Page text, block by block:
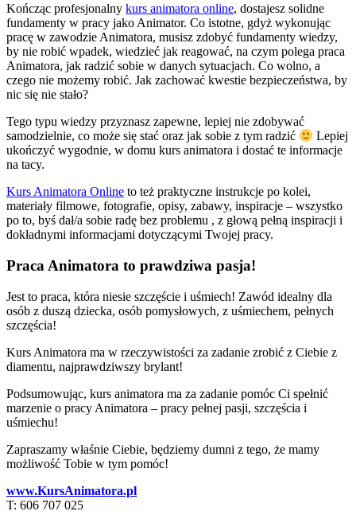
Kończąc profesjonalny kurs animatora online, dostajesz solidne
fundamenty w pracy jako Animator. Co istotne, gdyż wykonując
pracę w zawodzie Animatora, musisz zdobyć fundamenty wiedzy,
by nie robić wpadek, wiedzieć jak reagować, na czym polega praca
Animatora, jak radzić sobie w danych sytuacjach. Co wolno, a
czego nie możemy robić. Jak zachować kwestie bezpieczeństwa, by
nic się nie stało?
Tego typu wiedzy przyznasz zapewne, lepiej nie zdobywać
samodzielnie, co może się stać oraz jak sobie z tym radzić
Lepiej
ukończyć wygodnie, w domu kurs animatora i dostać te informacje
na tacy.
Kurs Animatora Online to też praktyczne instrukcje po kolei,
materiały filmowe, fotografie, opisy, zabawy, inspiracje – wszystko
po to, byś dał/a sobie radę bez problemu , z głową pełną inspiracji i
dokładnymi informacjami dotyczącymi Twojej pracy.
Praca Animatora to prawdziwa pasja!
Jest to praca, która niesie szczęście i uśmiech! Zawód idealny dla
osób z duszą dziecka, osób pomysłowych, z uśmiechem, pełnych
szczęścia!
Kurs Animatora ma w rzeczywistości za zadanie zrobić z Ciebie z
diamentu, najprawdziwszy brylant!
Podsumowując, kurs animatora ma za zadanie pomóc Ci spełnić
marzenie o pracy Animatora – pracy pełnej pasji, szczęścia i
uśmiechu!
Zapraszamy właśnie Ciebie, będziemy dumni z tego, że mamy
możliwość Tobie w tym pomóc!
www.KursAnimatora.pl
T: 606 707 025